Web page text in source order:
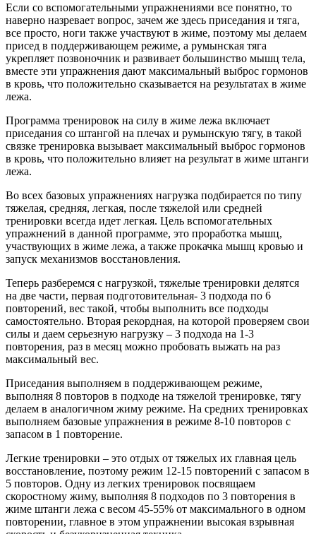
Если со вспомогательными упражнениями все понятно, то
наверно назревает вопрос, зачем же здесь приседания и тяга,
все просто, ноги также участвуют в жиме, поэтому мы делаем
присед в поддерживающем режиме, а румынская тяга
укрепляет позвоночник и развивает большинство мышц тела,
вместе эти упражнения дают максимальный выброс гормонов
в кровь, что положительно сказывается на результатах в жиме
лежа.
Программа тренировок на силу в жиме лежа включает
приседания со штангой на плечах и румынскую тягу, в такой
связке тренировка вызывает максимальный выброс гормонов
в кровь, что положительно влияет на результат в жиме штанги
лежа.
Во всех базовых упражнениях нагрузка подбирается по типу
тяжелая, средняя, легкая, после тяжелой или средней
тренировки всегда идет легкая. Цель вспомогательных
упражнений в данной программе, это проработка мышц,
участвующих в жиме лежа, а также прокачка мышц кровью и
запуск механизмов восстановления.
Теперь разберемся с нагрузкой, тяжелые тренировки делятся
на две части, первая подготовительная- 3 подхода по 6
повторений, вес такой, чтобы выполнить все подходы
самостоятельно. Вторая рекордная, на которой проверяем свои
силы и даем серьезную нагрузку – 3 подхода на 1-3
повторения, раз в месяц можно пробовать выжать на раз
максимальный вес.
Приседания выполняем в поддерживающем режиме,
выполняя 8 повторов в подходе на тяжелой тренировке, тягу
делаем в аналогичном жиму режиме. На средних тренировках
выполняем базовые упражнения в режиме 8-10 повторов с
запасом в 1 повторение.
Легкие тренировки – это отдых от тяжелых их главная цель
восстановление, поэтому режим 12-15 повторений с запасом в
5 повторов. Одну из легких тренировок посвящаем
скоростному жиму, выполняя 8 подходов по 3 повторения в
жиме штанги лежа с весом 45-55% от максимального в одном
повторении, главное в этом упражнении высокая взрывная